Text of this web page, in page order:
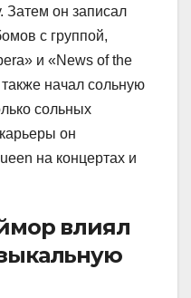
Затем он записал
с группой,
и «News of the
начал сольную
сольных
он
на концертах и
влиял